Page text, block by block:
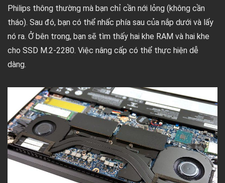
Philips thông thường mà bạn chỉ cần nới lỏng (không cần
tháo). Sau đó, bạn có thể nhấc phía sau của nắp dưới và lấy
nó ra. Ở bên trong, bạn sẽ tìm thấy hai khe RAM và hai khe
cho SSD M.2-2280. Việc nâng cấp có thể thực hiện dễ
dàng.